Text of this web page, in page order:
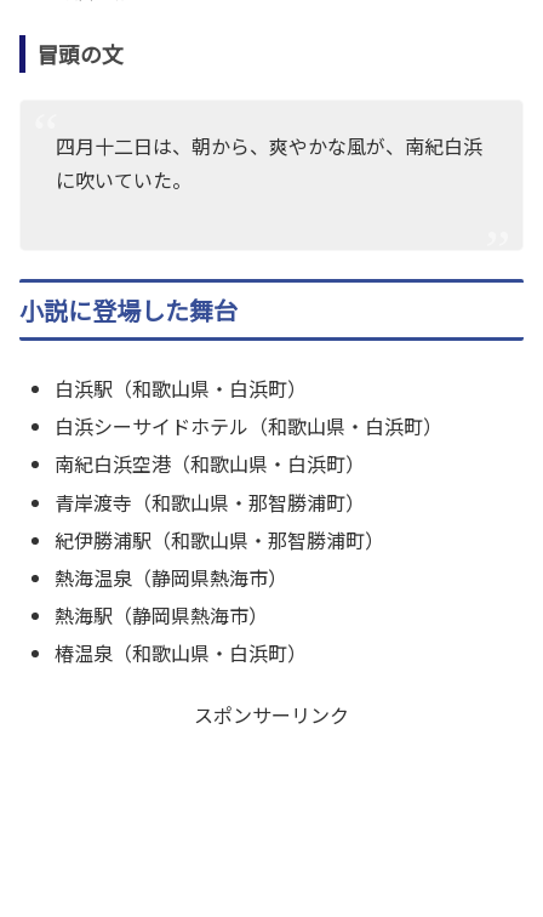
冒頭の文
四月十二日は、朝から、爽やかな風が、南紀白浜
に吹いていた。
小説に登場した舞台
白浜駅（和歌山県・白浜町）
白浜シーサイドホテル（和歌山県・白浜町）
南紀白浜空港（和歌山県・白浜町）
青岸渡寺（和歌山県・那智勝浦町）
紀伊勝浦駅（和歌山県・那智勝浦町）
熱海温泉（静岡県熱海市）
熱海駅（静岡県熱海市）
椿温泉（和歌山県・白浜町）
スポンサーリンク